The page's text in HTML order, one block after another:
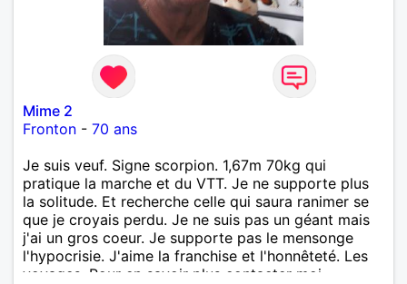
Mime 2
Fronton - 70 ans
Je suis veuf. Signe scorpion. 1,67m 70kg qui
pratique la marche et du VTT. Je ne supporte plus
la solitude. Et recherche celle qui saura ranimer se
que je croyais perdu. Je ne suis pas un géant mais
j'ai un gros coeur. Je supporte pas le mensonge
l'hypocrisie. J'aime la franchise et l'honnêteté. Les
voyages. Pour en savoir plus contacter moi.